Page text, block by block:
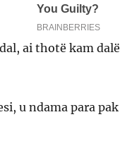
ai thotë kam dalë
u ndama para pak